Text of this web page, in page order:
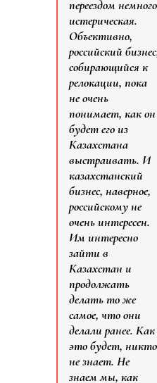
переездом немного
истерическая.
Объективно,
российский
собирающийся к
релокации, пока
не очень
понимает, как он
будет его из
Казахстана
выстраивать. И
казахстанский
бизнес, наверное,
российскому не
очень интересен.
Им интересно
зайти в
Казахстан и
продолжать
делать то же
самое, что они
делали ранее. Как
это будет, никто
не знает. Не
знаем мы, как